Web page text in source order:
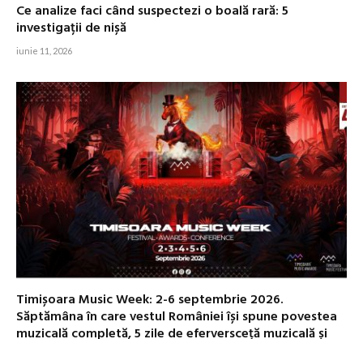
Ce analize faci când suspectezi o boală rară: 5
investigații de nișă
iunie 11, 2026
Timișoara Music Week: 2-6 septembrie 2026.
Săptămâna în care vestul României își spune povestea
muzicală completă, 5 zile de eferversceță muzicală și